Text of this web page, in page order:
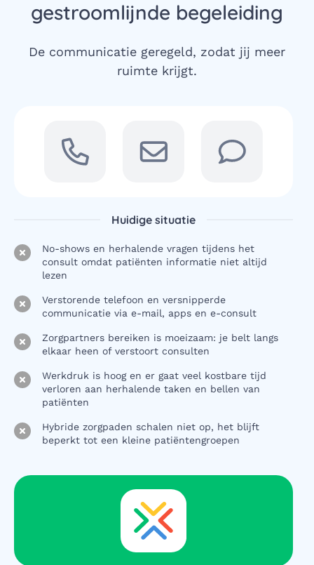
gestroomlijnde begeleiding
De communicatie geregeld, zodat jij meer
ruimte krijgt.
Huidige situatie
No-shows en herhalende vragen tijdens het
consult omdat patiënten informatie niet altijd
lezen
Verstorende telefoon en versnipperde
communicatie via e-mail, apps en e-consult
Zorgpartners bereiken is moeizaam: je belt langs
elkaar heen of verstoort consulten
Werkdruk is hoog en er gaat veel kostbare tijd
verloren aan herhalende taken en bellen van
patiënten
Hybride zorgpaden schalen niet op, het blijft
beperkt tot een kleine patiëntengroepen